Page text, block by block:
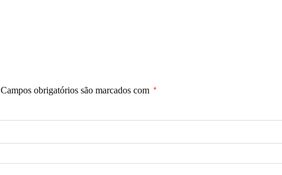
Campos obrigatórios são marcados com *